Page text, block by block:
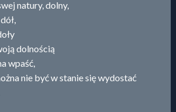
natury, dolny,
dolnością
wpaść,
nie być w stanie się wydostać